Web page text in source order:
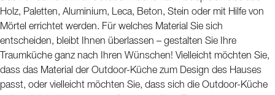
Holz, Paletten, Aluminium, Leca, Beton, Stein oder mit Hilfe von
Mörtel errichtet werden. Für welches Material Sie sich
entscheiden, bleibt Ihnen überlassen – gestalten Sie Ihre
Traumküche ganz nach Ihren Wünschen! Vielleicht möchten Sie,
dass das Material der Outdoor-Küche zum Design des Hauses
passt, oder vielleicht möchten Sie, dass sich die Outdoor-Küche